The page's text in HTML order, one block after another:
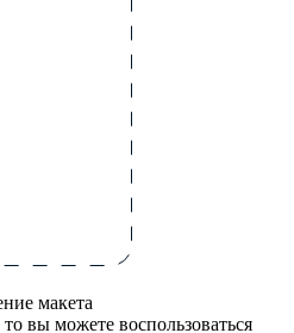
макета
вы можете воспользоваться